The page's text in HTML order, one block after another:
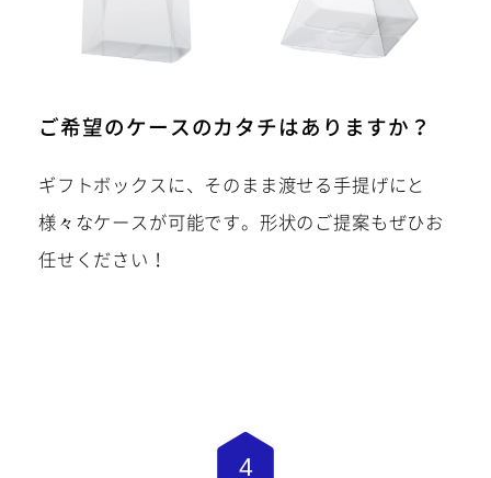
ご希望のケースのカタチはありますか？
ギフトボックスに、そのまま渡せる手提げにと
様々なケースが可能です。形状のご提案もぜひお
任せください！